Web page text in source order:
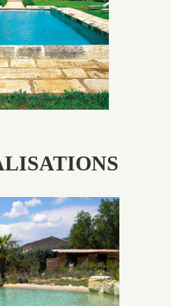
un ornement de pierres de
taille.